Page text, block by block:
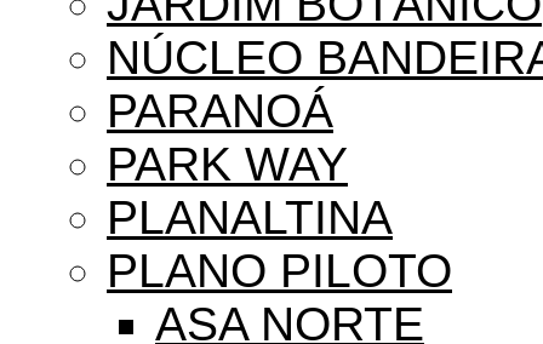
NÚCLEO
PARANOÁ
PARK WAY
PLANALTINA
PLANO PILOTO
ASA NORTE